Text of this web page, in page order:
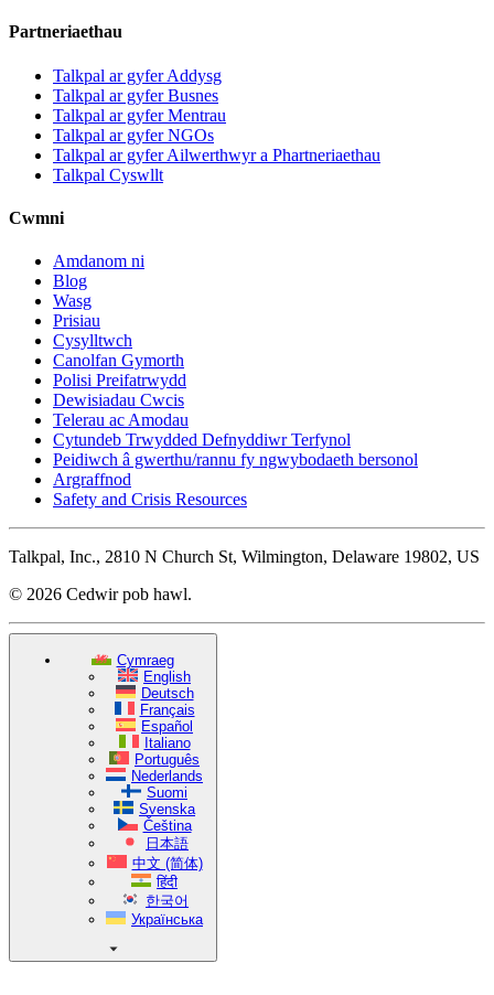
Partneriaethau
Talkpal ar gyfer Addysg
Talkpal ar gyfer Busnes
Talkpal ar gyfer Mentrau
Talkpal ar gyfer NGOs
Talkpal ar gyfer Ailwerthwyr a Phartneriaethau
Talkpal Cyswllt
Cwmni
Amdanom ni
Blog
Wasg
Prisiau
Cysylltwch
Canolfan Gymorth
Polisi Preifatrwydd
Dewisiadau Cwcis
Telerau ac Amodau
Cytundeb Trwydded Defnyddiwr Terfynol
Peidiwch â gwerthu/rannu fy ngwybodaeth bersonol
Argraffnod
Safety and Crisis Resources
Talkpal, Inc., 2810 N Church St, Wilmington, Delaware 19802, US
© 2026 Cedwir pob hawl.
Cymraeg
English
Deutsch
Français
Español
Italiano
Português
Nederlands
Suomi
Svenska
Čeština
日本語
中文 (简体)
हिंदी
한국어
Українська